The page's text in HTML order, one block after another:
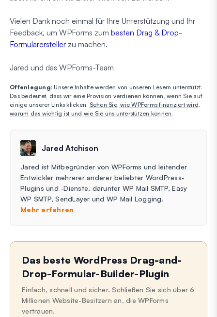
Vielen Dank noch einmal für Ihre Unterstützung und Ihr
Feedback, um WPForms zum besten Drag & Drop-
Formularersteller zu machen.
Jared und das WPForms-Team
Offenlegung: Unsere Inhalte werden von unseren Lesern unterstützt.
Das bedeutet, dass wir eine Provision verdienen können, wenn Sie auf
einige unserer Links klicken. Sehen Sie, wie WPForms finanziert wird,
warum das wichtig ist und wie Sie uns unterstützen können.
Jared Atchison
Jared ist Mitbegründer von WPForms und leitender
Entwickler mehrerer anderer beliebter WordPress-
Plugins und -Dienste, darunter WP Mail SMTP, Easy
WP SMTP, SendLayer und WP Mail Logging.
Mehr erfahren
Das beste WordPress Drag-and-
Drop-Formular-Builder-Plugin
Einfach, schnell und sicher. Schließen Sie sich über 6
Millionen Website-Besitzern an, die WPForms
vertrauen.